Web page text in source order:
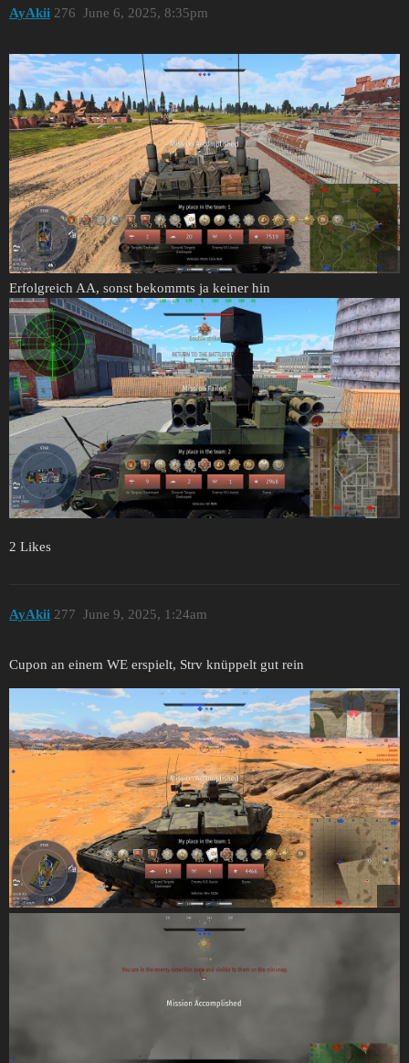
AyAkii June 6, 2025, 8:35pm
276
Erfolgreich AA, sonst bekommts ja keiner hin
2 Likes
AyAkii June 9, 2025, 1:24am
277
Cupon an einem WE erspielt, Strv knüppelt gut rein